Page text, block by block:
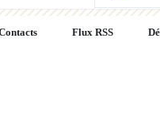
Flux RSS